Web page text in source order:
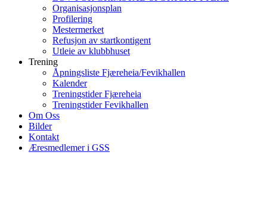
Organisasjonsplan
Profilering
Mestermerket
Refusjon av startkontigent
Utleie av klubbhuset
Trening
Åpningsliste Fjæreheia/Fevikhallen
Kalender
Treningstider Fjæreheia
Treningstider Fevikhallen
Om Oss
Bilder
Kontakt
Æresmedlemer i GSS